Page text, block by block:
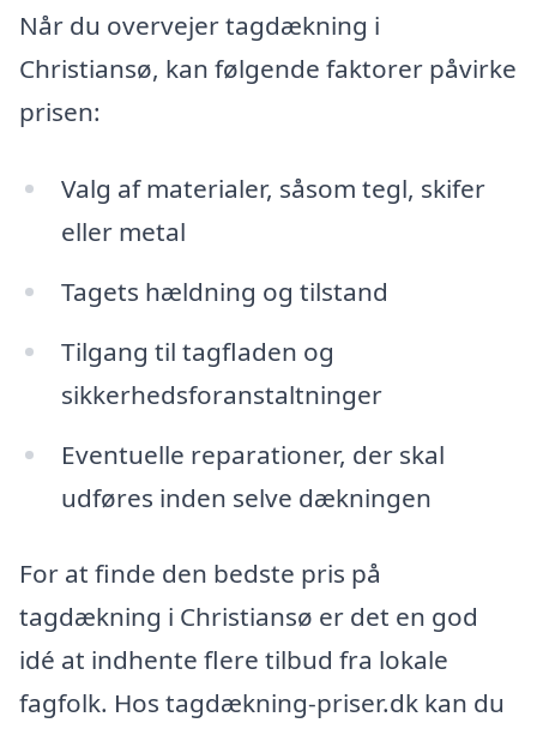
Når du overvejer tagdækning i
Christiansø, kan følgende faktorer påvirke
prisen:
Valg af materialer, såsom tegl, skifer
eller metal
Tagets hældning og tilstand
Tilgang til tagfladen og
sikkerhedsforanstaltninger
Eventuelle reparationer, der skal
udføres inden selve dækningen
For at finde den bedste pris på
tagdækning i Christiansø er det en god
idé at indhente flere tilbud fra lokale
fagfolk. Hos tagdækning-priser.dk kan du